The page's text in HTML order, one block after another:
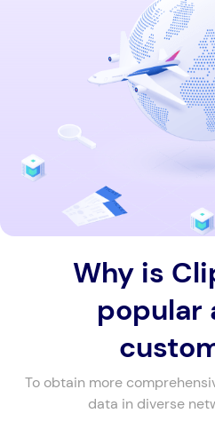
Why is
popular
To obtain more
data in diverse